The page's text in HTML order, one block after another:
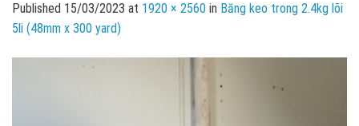
Published 15/03/2023 at 1920 × 2560 in Băng keo trong 2.4kg lõi
5li (48mm x 300 yard)